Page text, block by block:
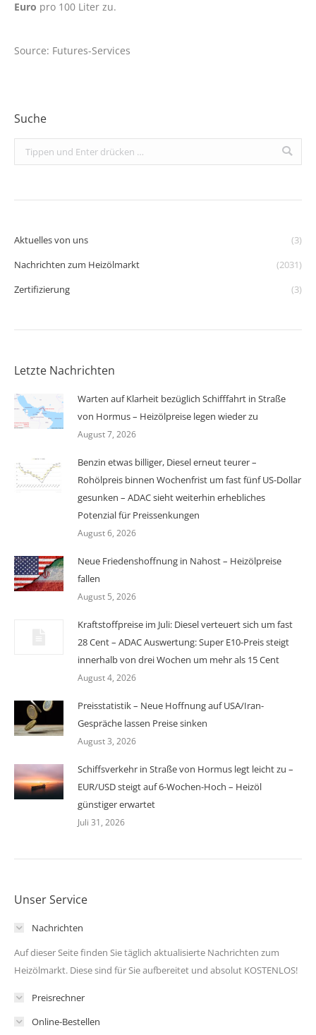
Euro pro 100 Liter zu.
Source: Futures-Services
Suche
Search:
Aktuelles von uns
(3)
Nachrichten zum Heizölmarkt
(2031)
Zertifizierung
(3)
Letzte Nachrichten
Warten auf Klarheit bezüglich Schifffahrt in Straße
von Hormus – Heizölpreise legen wieder zu
August 7, 2026
Benzin etwas billiger, Diesel erneut teurer –
Rohölpreis binnen Wochenfrist um fast fünf US-Dollar
gesunken – ADAC sieht weiterhin erhebliches
Potenzial für Preissenkungen
August 6, 2026
Neue Friedenshoffnung in Nahost – Heizölpreise
fallen
August 5, 2026
Kraftstoffpreise im Juli: Diesel verteuert sich um fast
28 Cent – ADAC Auswertung: Super E10-Preis steigt
innerhalb von drei Wochen um mehr als 15 Cent
August 4, 2026
Preisstatistik – Neue Hoffnung auf USA/Iran-
Gespräche lassen Preise sinken
August 3, 2026
Schiffsverkehr in Straße von Hormus legt leicht zu –
EUR/USD steigt auf 6-Wochen-Hoch – Heizöl
günstiger erwartet
Juli 31, 2026
Unser Service
Nachrichten
Auf dieser Seite finden Sie täglich aktualisierte Nachrichten zum
Heizölmarkt. Diese sind für Sie aufbereitet und absolut KOSTENLOS!
Preisrechner
Online-Bestellen